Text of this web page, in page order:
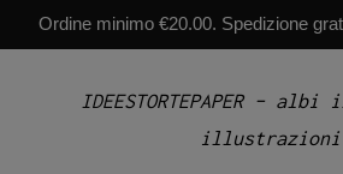
Ordine minimo €20.00. Spedizione
IDEESTORTEPAPER –
illustrazioni